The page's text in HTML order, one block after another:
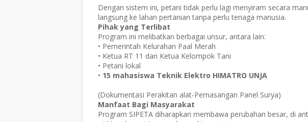
Dengan sistem ini, petani tidak perlu lagi menyiram secara
langsung ke lahan pertanian tanpa perlu tenaga manusia.
Pihak yang Terlibat
Program ini melibatkan berbagai unsur, antara lain:
• Pemerintah Kelurahan Paal Merah
• Ketua RT 11 dan Ketua Kelompok Tani
• Petani lokal
• 15 mahasiswa Teknik Elektro HIMATRO UNJA
(Dokumentasi Perakitan alat-Pemasangan Panel Surya)
Manfaat Bagi Masyarakat
Program SIPETA diharapkan membawa perubahan besar, di